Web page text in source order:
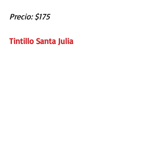
Precio: $175
Tintillo Santa Julia